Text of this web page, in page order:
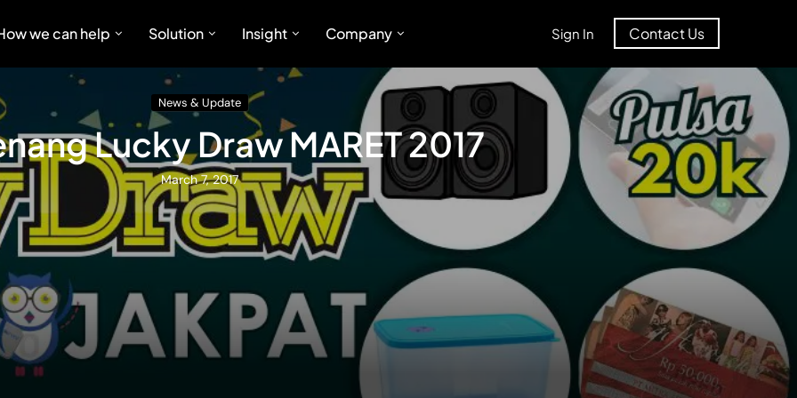
we can help Solution Insight Company Sign In Contact Us
News & Update
Lucky Draw MARET 2017
March 7, 2017